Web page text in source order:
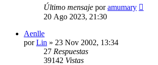
Último mensaje poramumary
20 Ago 2023, 21:30
Aenlle
porLin » 23 Nov 2002, 13:34
27 Respuestas
39142 Vistas